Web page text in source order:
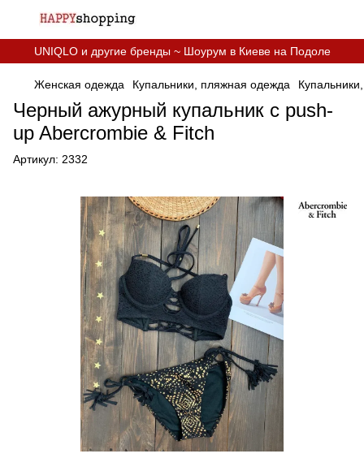
UNIQLO и другие бренды ~ Шоурум в Киеве на Подоле
Женская одежда Купальники, пляжная одежда
Черный ажурный купальник c push-
up Abercrombie & Fitch
Артикул: 2332